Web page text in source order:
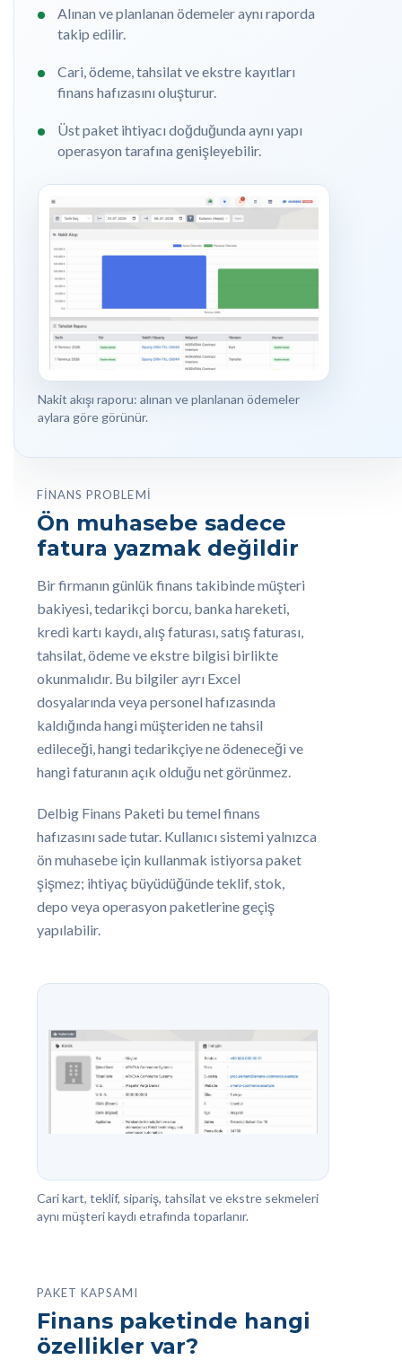
Alınan ve planlanan ödemeler aynı raporda
takip edilir.
Cari, ödeme, tahsilat ve ekstre kayıtları
finans hafızasını oluşturur.
Üst paket ihtiyacı doğduğunda aynı yapı
operasyon tarafına genişleyebilir.
Nakit akışı raporu: alınan ve planlanan ödemeler
aylara göre görünür.
FINANS PROBLEMI
Ön muhasebe sadece
fatura yazmak değildir
Bir firmanın günlük finans takibinde müşteri
bakiyesi, tedarikçi borcu, banka hareketi,
kredi kartı kaydı, alış faturası, satış faturası,
tahsilat, ödeme ve ekstre bilgisi birlikte
okunmalıdır. Bu bilgiler ayrı Excel
dosyalarında veya personel hafızasında
kaldığında hangi müşteriden ne tahsil
edileceği, hangi tedarikçiye ne ödeneceği ve
hangi faturanın açık olduğu net görünmez.
Delbig Finans Paketi bu temel finans
hafızasını sade tutar. Kullanıcı sistemi yalnızca
ön muhasebe için kullanmak istiyorsa paket
şişmez; ihtiyaç büyüdüğünde teklif, stok,
depo veya operasyon paketlerine geçiş
yapılabilir.
Cari kart, teklif, sipariş, tahsilat ve ekstre sekmeleri
aynı müşteri kaydı etrafında toparlanır.
PAKET KAPSAMI
Finans paketinde hangi
özellikler var?